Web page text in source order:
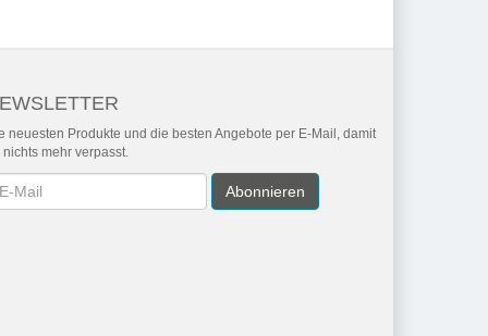
neuesten Produkte und die besten Angebote per E-Mail, damit
nichts mehr verpasst.
Abonnieren